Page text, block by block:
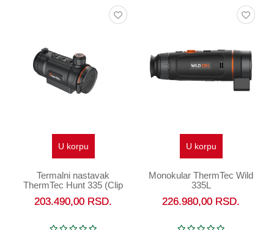
U korpu
Termalni nastavak
ThermTec Hunt 335 (Clip
203.490,00 RSD.
U korpu
Monokular ThermTec Wild
335L
226.980,00 RSD.